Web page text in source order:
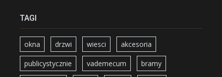
TAGI
okna drzwi wiesci akcesoria
publicystycznie vademecum bramy